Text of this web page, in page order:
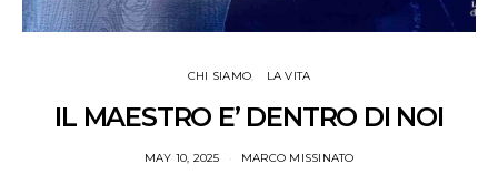
CHI SIAMO LA VITA
IL MAESTRO E’ DENTRO DI NOI
MAY 10, 2025 MARCO MISSINATO